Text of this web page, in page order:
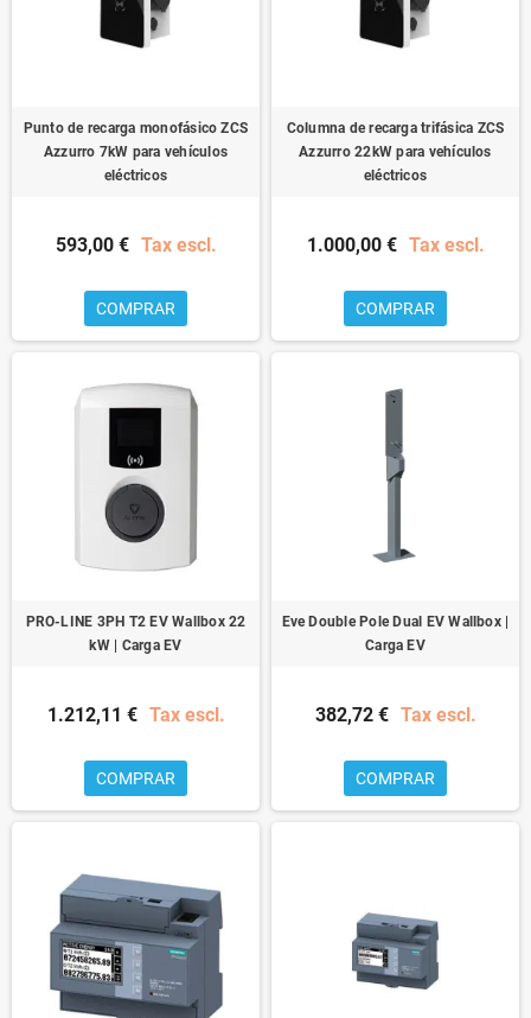
Punto de recarga monofásico ZCS
Azzurro 7kW para vehículos
eléctricos
593,00 € Tax escl.
COMPRAR
Columna de recarga trifásica ZCS
Azzurro 22kW para vehículos
eléctricos
1.000,00 € Tax escl.
COMPRAR
PRO-LINE 3PH T2 EV Wallbox 22
kW | Carga EV
1.212,11 € Tax escl.
COMPRAR
Eve Double Pole Dual EV Wallbox |
Carga EV
382,72 € Tax escl.
COMPRAR